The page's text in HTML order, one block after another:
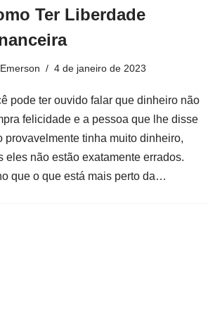
Ter Liberdade
Emerson 4 de janeiro de 2023
pode ter ouvido falar que dinheiro não
felicidade e a pessoa que lhe disse
provavelmente tinha muito dinheiro,
eles não estão exatamente errados.
que o que está mais perto da…